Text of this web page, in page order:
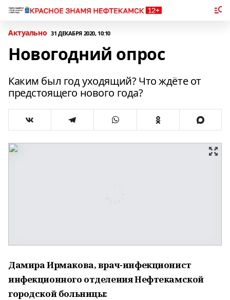
Актуально 31 ДЕКАБРЯ 2020, 10:10
Новогодний опрос
Каким был год уходящий? Что ждёте от
предстоящего нового года?
Дамира Ирмакова, врач-инфекционист
инфекционного отделения Нефтекамской
городской больницы: